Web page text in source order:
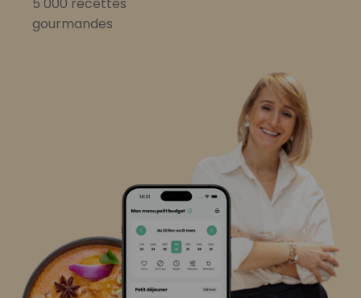
5 000 recettes
gourmandes